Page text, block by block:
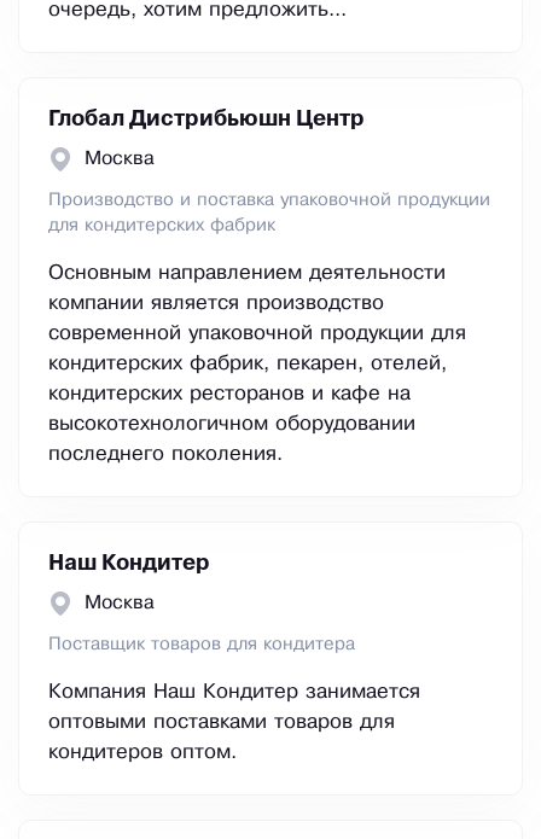
очередь, хотим предложить...
Глобал Дистрибьюшн Центр
Москва
Производство и поставка упаковочной продукции
для кондитерских фабрик
Основным направлением деятельности
компании является производство
современной упаковочной продукции для
кондитерских фабрик, пекарен, отелей,
кондитерских ресторанов и кафе на
высокотехнологичном оборудовании
последнего поколения.
Наш Кондитер
Москва
Поставщик товаров для кондитера
Компания Наш Кондитер занимается
оптовыми поставками товаров для
кондитеров оптом.